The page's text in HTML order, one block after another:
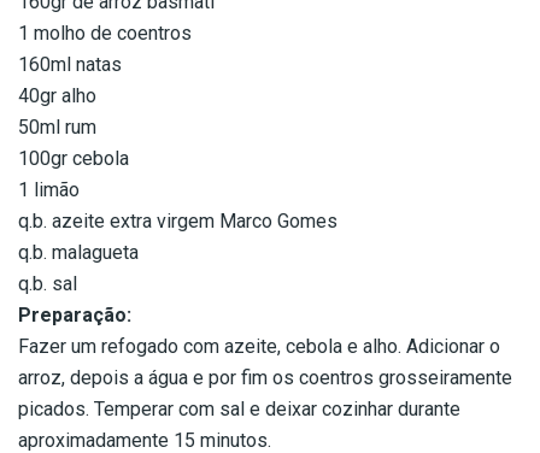
1 molho de coentros
160ml natas
40gr alho
50ml rum
100gr cebola
1 limão
q.b. azeite extra virgem Marco Gomes
q.b. malagueta
q.b. sal
Preparação:
Fazer um refogado com azeite, cebola e alho. Adicionar o
arroz, depois a água e por fim os coentros grosseiramente
picados. Temperar com sal e deixar cozinhar durante
aproximadamente 15 minutos.